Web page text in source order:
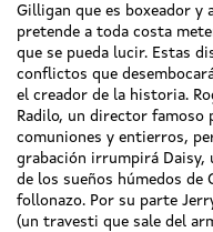
Gilligan que es boxeador y
pretende a toda costa
que se pueda lucir. Estas
conflictos que
el creador de la historia.
Radilo, un director famoso
comuniones y entierros,
grabación irrumpirá Daisy,
de los sueños húmedos de
follonazo. Por su parte
(un travesti que sale del